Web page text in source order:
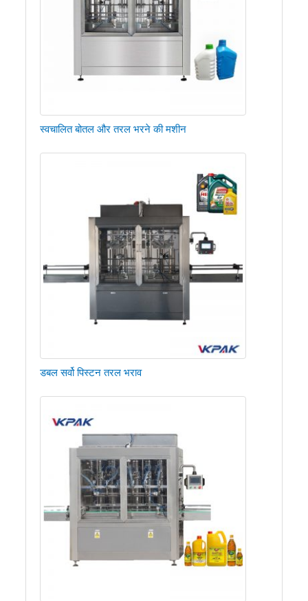
स्वचालित बोतल और तरल भरने की मशीन
डबल सर्वो पिस्टन तरल भराव